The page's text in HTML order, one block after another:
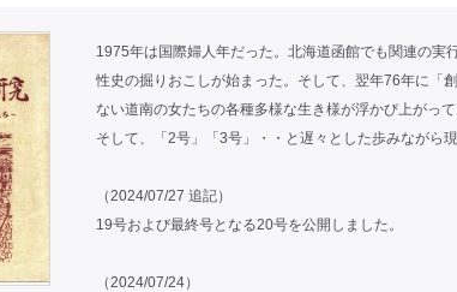
1975年は国際婦人年だった。北海道函館でも関連の実
性史の掘りおこしが始まった。そして、翌年76年に「
ない道南の女たちの各種多様な生き様が浮かび上がって
そして、「2号」「3号」・・と遅々とした歩みながら
（2024/07/27 追記）
19号および最終号となる20号を公開しました。
（2024/07/24）